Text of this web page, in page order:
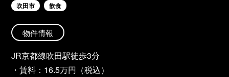
吹田市 飲食
物件情報
JR京都線吹田駅徒歩3分
・賃料：16.5万円（税込）